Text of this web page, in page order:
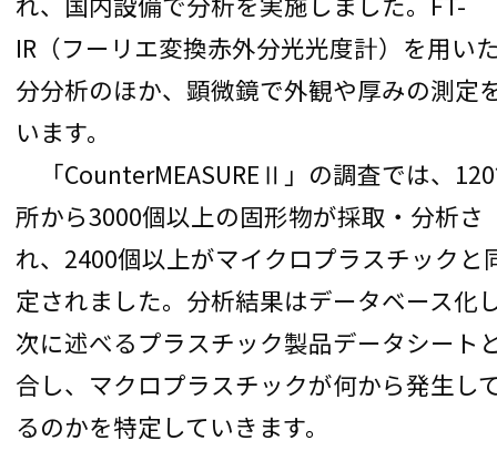
IR（フーリエ変換赤外分光光度計）を用い
分分析のほか、顕微鏡で外観や厚みの測定
います。
「CounterMEASUREⅡ」の調査では、
所から3000個以上の固形物が採取・分析さ
れ、2400個以上がマイクロプラスチックと
定されました。分析結果はデータベース化
次に述べるプラスチック製品データシート
合し、マクロプラスチックが何から発生し
るのかを特定していきます。